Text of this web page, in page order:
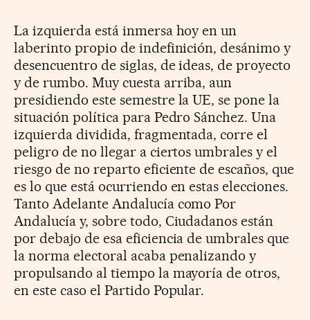
La izquierda está inmersa hoy en un
laberinto propio de indefinición, desánimo y
desencuentro de siglas, de ideas, de proyecto
y de rumbo. Muy cuesta arriba, aun
presidiendo este semestre la UE, se pone la
situación política para Pedro Sánchez. Una
izquierda dividida, fragmentada, corre el
peligro de no llegar a ciertos umbrales y el
riesgo de no reparto eficiente de escaños, que
es lo que está ocurriendo en estas elecciones.
Tanto Adelante Andalucía como Por
Andalucía y, sobre todo, Ciudadanos están
por debajo de esa eficiencia de umbrales que
la norma electoral acaba penalizando y
propulsando al tiempo la mayoría de otros,
en este caso el Partido Popular.